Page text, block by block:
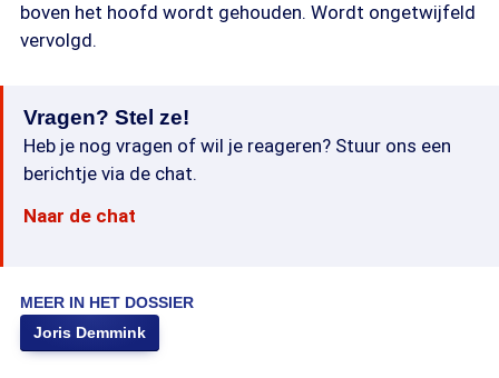
boven het hoofd wordt gehouden. Wordt ongetwijfeld
vervolgd.
Vragen? Stel ze!
Heb je nog vragen of wil je reageren? Stuur ons een
berichtje via de chat.
Naar de chat
MEER IN HET DOSSIER
Joris Demmink